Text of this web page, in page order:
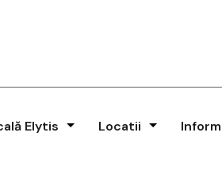
Elytis Locatii